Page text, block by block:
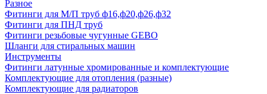
Разное
Фитинги для М/П труб ф16,ф20,ф26,ф32
Фитинги для ПНД труб
Фитинги резьбовые чугунные GEBO
Шланги для стиральных машин
Инструменты
Фитинги латунные хромированные и комплектующие
Комплектующие для отопления (разные)
Комплектующие для радиаторов